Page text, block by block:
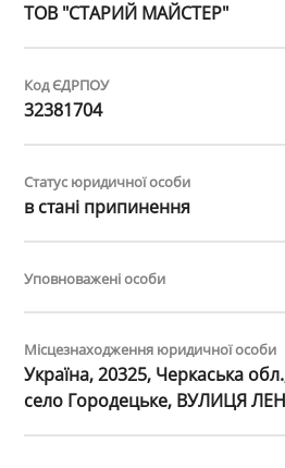
ТОВ "СТАРИЙ МАЙСТЕР"
Код ЄДРПОУ
32381704
Статус юридичної особи
в стані припинення
Уповноважені особи
Місцезнаходження юридичної особи
Україна, 20325, Черкаська
село Городецьке, ВУЛИЦЯ